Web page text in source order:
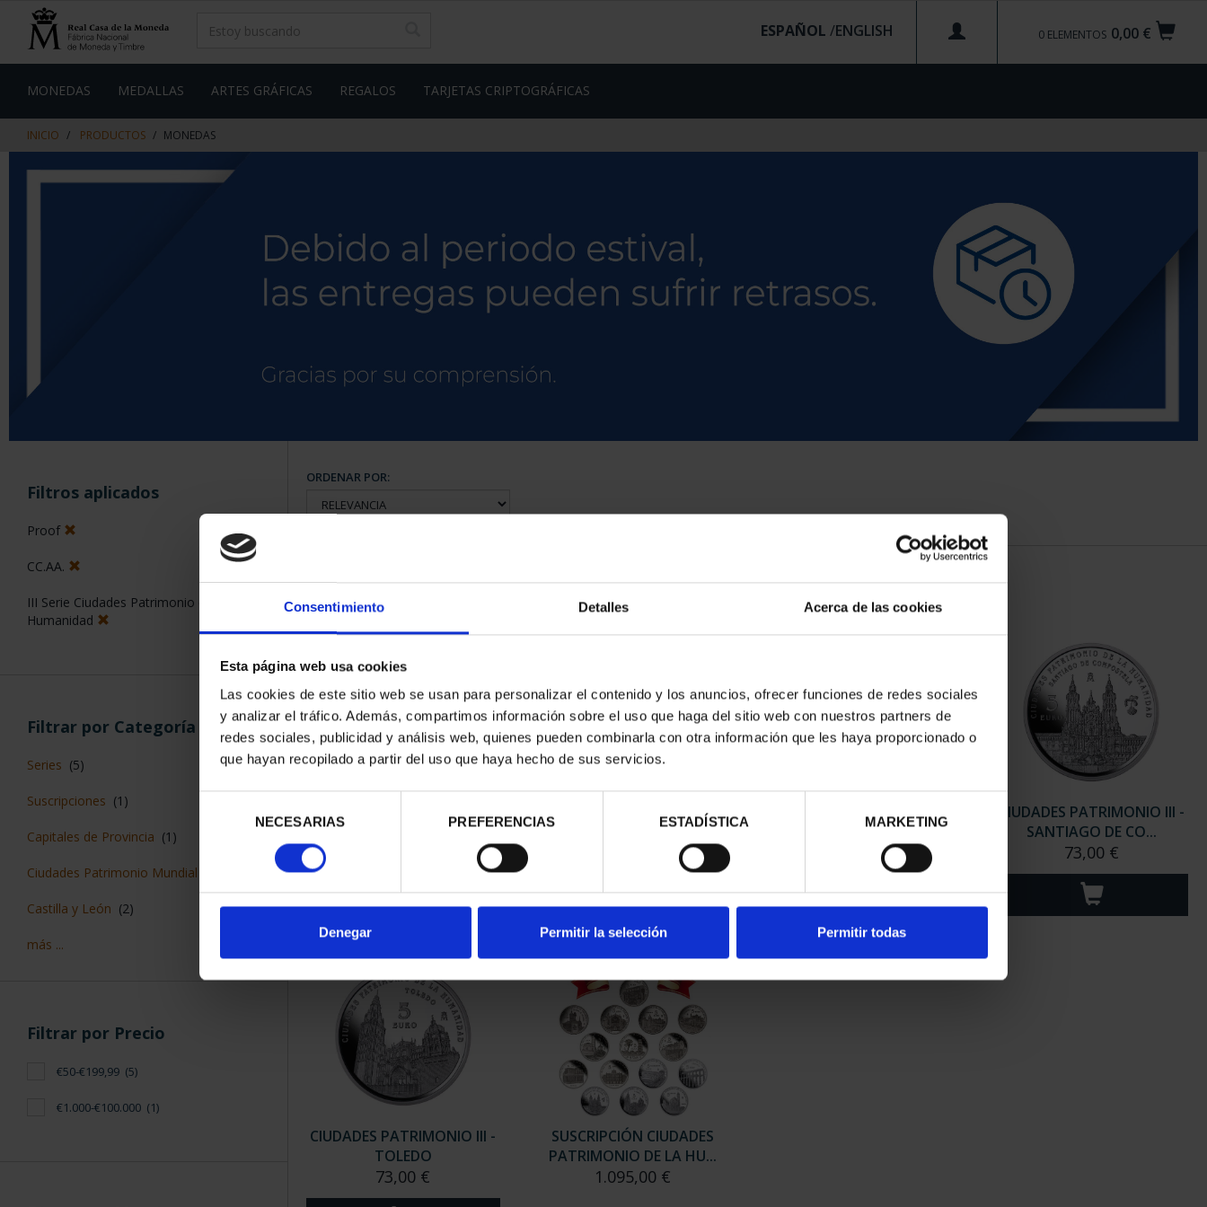
Consentimiento Detalles Acerca de las cookies
Esta página web usa cookies
Las cookies de este sitio web se usan para personalizar el contenido y los anuncios, ofrecer funciones de redes sociales
y analizar el tráfico. Además, compartimos información sobre el uso que haga del sitio web con nuestros partners de
redes sociales, publicidad y análisis web, quienes pueden combinarla con otra información que les haya proporcionado o
que hayan recopilado a partir del uso que haya hecho de sus servicios.
consentimiento
NECESARIAS PREFERENCIAS ESTADÍSTICA MARKETING
Denegar Permitir la selección Permitir todas
contenido
de
0,00 €
0 ELEMENTOS
ESPAÑOL /
MONEDAS MEDALLAS ARTES GRÁFICAS REGALOS TARJETAS CRIPTOGRÁFICAS
INICIO PRODUCTOS MONEDAS
Filtros aplicados
Proof
CC.AA.
III Serie Ciudades Patrimonio de la
Humanidad
Filtrar por Categoría
Series (5)
Suscripciones (1)
Capitales de Provincia (1)
Ciudades Patrimonio Mundial
Castilla y León (2)
más ...
Filtrar por Precio
€50-€199,99 (5)
€1.000-€100.000 (1)
ORDENAR POR:
CAPITALES ESPAÑOLAS -
CIUDADES PATRIMONIO III -
TARRAGONA
CIUDADES PATRIMONIO III -
SEGOVIA
73,00 €
CIUDADES PATRIMONIO III -
SANTIAGO DE CO...
73,00 €
CIUDADES PATRIMONIO III -
TOLEDO
73,00 €
SUSCRIPCIÓN CIUDADES
PATRIMONIO DE LA HU...
1.095,00 €